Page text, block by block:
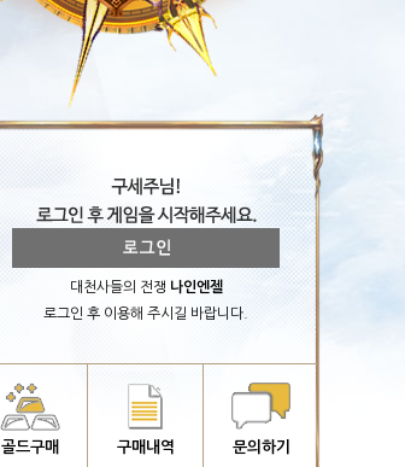
대천사들의 전쟁 나인엔젤
로그인 후 이용해 주시길 바랍니다.
골드구매 구매내역 문의하기